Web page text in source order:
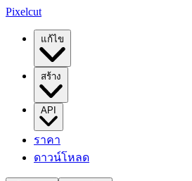
Pixelcut
แก้ไข
สร้าง
API
ราคา
ดาวน์โหลด